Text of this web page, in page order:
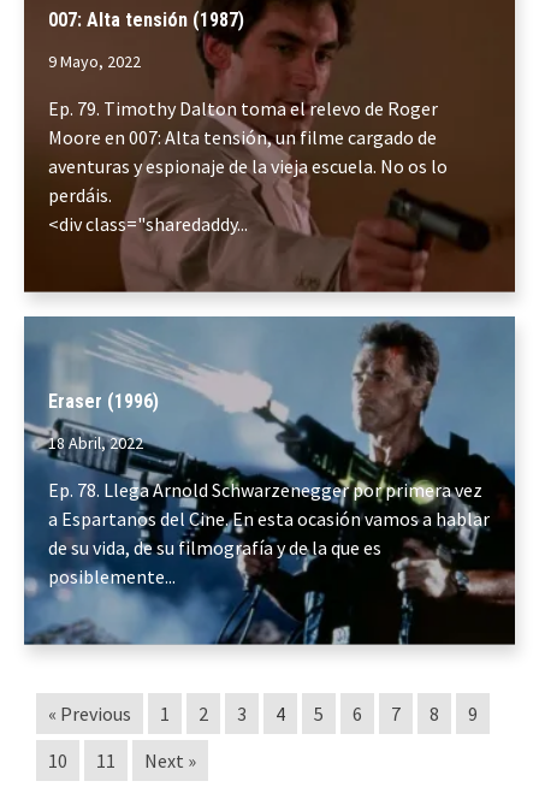
007: Alta tensión (1987)
9 Mayo, 2022
Ep. 79. Timothy Dalton toma el relevo de Roger
Moore en 007: Alta tensión, un filme cargado de
aventuras y espionaje de la vieja escuela. No os lo
perdáis.
<div class="sharedaddy...
Eraser (1996)
18 Abril, 2022
Ep. 78. Llega Arnold Schwarzenegger por primera vez
a Espartanos del Cine. En esta ocasión vamos a hablar
de su vida, de su filmografía y de la que es
posiblemente...
« Previous 1 2 3 4 5 6 7 8
9
10
11 Next »